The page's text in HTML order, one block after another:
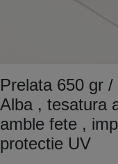
Prelata 650 gr
Alba , tesatura
amble fete ,
protectie UV